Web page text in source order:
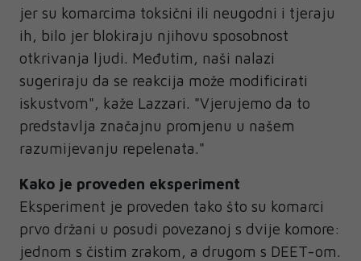
jer su komarcima toksični ili neugodni i tjeraju
ih, bilo jer blokiraju njihovu sposobnost
otkrivanja ljudi. Međutim, naši nalazi
sugeriraju da se reakcija može modificirati
iskustvom", kaže Lazzari. "Vjerujemo da to
predstavlja značajnu promjenu u našem
razumijevanju repelenata."
Kako je proveden eksperiment
Eksperiment je proveden tako što su komarci
prvo držani u posudi povezanoj s dvije komore:
jednom s čistim zrakom, a drugom s DEET-om.